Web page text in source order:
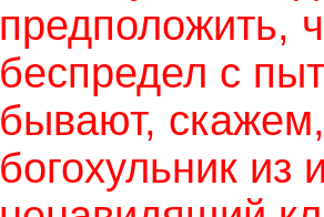
предположить,
беспредел с
бывают,
богохульник